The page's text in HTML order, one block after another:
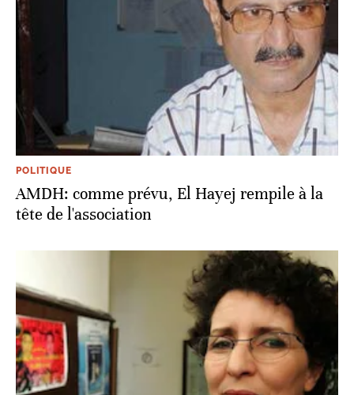
POLITIQUE
AMDH: comme prévu, El Hayej rempile à la
tête de l'association